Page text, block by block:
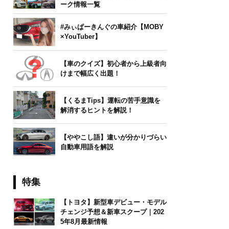
ーク情報一覧
#みぃぱーきんぐの車紹介【MOBY
×YouTuber】
【車のクイズ】初心者から上級者向
けまで幅広く出題！
【くるまTips】運転の苦手意識を
解消するヒントを解説！
【ややこし語】違いが分かりづらい
自動車用語を解説
特集
【トヨタ】新型車デビュー・モデル
チェンジ予想＆新車スクープ｜202
5年8月最新情報